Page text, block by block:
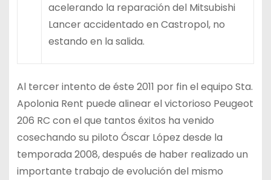
acelerando la reparación del Mitsubishi
Lancer accidentado en Castropol, no
estando en la salida.
Al tercer intento de éste 2011 por fin el equipo Sta.
Apolonia Rent puede alinear el victorioso Peugeot
206 RC con el que tantos éxitos ha venido
cosechando su piloto Óscar López desde la
temporada 2008, después de haber realizado un
importante trabajo de evolución del mismo